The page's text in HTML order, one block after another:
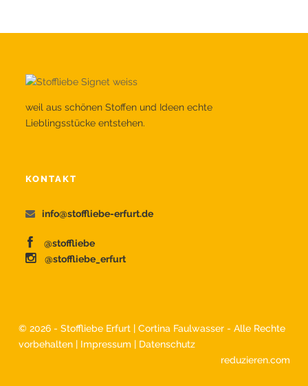
weil aus schönen Stoffen und Ideen echte
Lieblingsstücke entstehen.
KONTAKT
info@stoffliebe-erfurt.de
@stoffliebe
@stoffliebe_erfurt
© 2026 - Stoffliebe Erfurt | Cortina Faulwasser - Alle Rechte
vorbehalten | Impressum | Datenschutz
reduzieren.com